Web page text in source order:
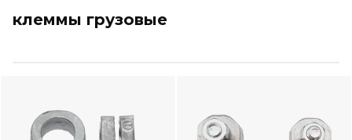
клеммы грузовые